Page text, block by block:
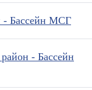
- Бассейн МСГ
- Бассейн